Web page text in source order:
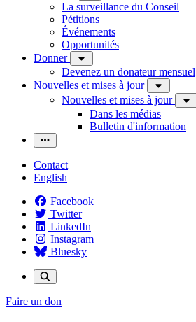
La surveillance du Conseil
Pétitions
Événements
Opportunités
Donner
Devenez un donateur mensuel
Nouvelles et mises à jour
Nouvelles et mises à jour
Dans les médias
Bulletin d'information
Contact
English
Facebook
Twitter
LinkedIn
Instagram
Bluesky
Faire un don